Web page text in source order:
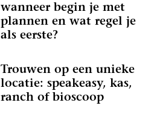
wanneer begin je met
plannen en wat regel je
als eerste?
Trouwen op een unieke
locatie: speakeasy, kas,
ranch of bioscoop